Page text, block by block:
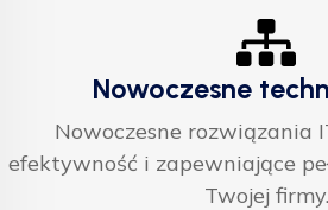
Nowoczesne
Nowoczesne rozwiązania
efektywność i zapewniające
Twojej firmy.